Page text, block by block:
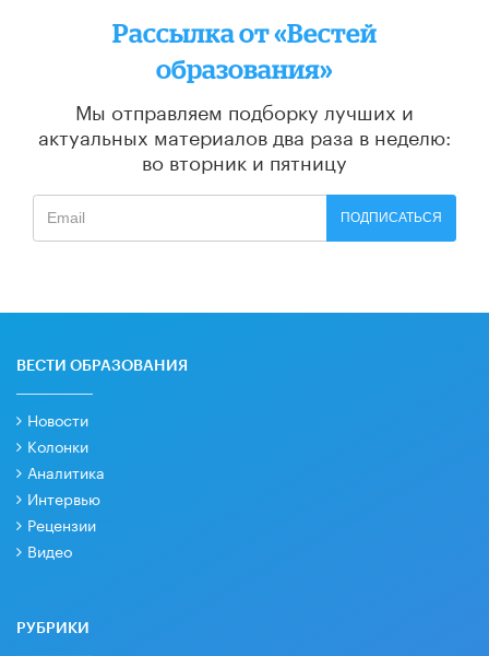
Рассылка от «Вестей
образования»
Мы отправляем подборку лучших и
актуальных материалов два раза в неделю:
во вторник и пятницу
ПОДПИСАТЬСЯ
ВЕСТИ ОБРАЗОВАНИЯ
Новости
Колонки
Аналитика
Интервью
Рецензии
Видео
РУБРИКИ